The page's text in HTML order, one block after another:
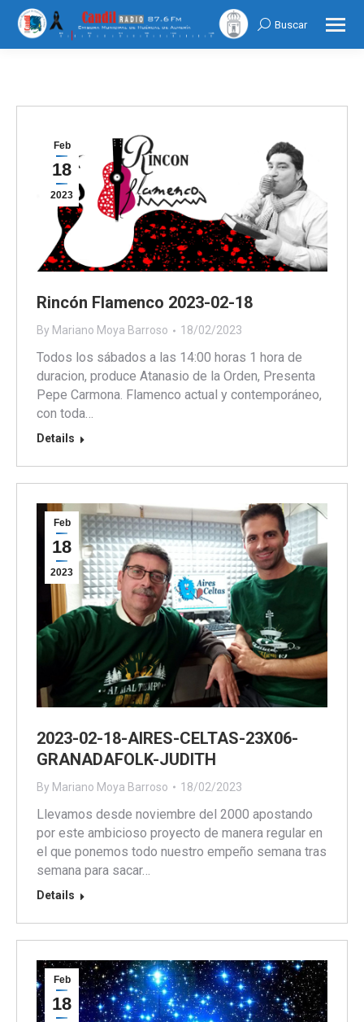
Search:
Buscar
Feb
18
2023
Rincón Flamenco 2023-02-18
By Mariano Moya Barroso 18/02/2023
Todos los sábados a las 14:00 horas 1 hora de
duracion, produce Atanasio de la Orden, Presenta
Pepe Carmona. Flamenco actual y contemporáneo,
con toda…
Details
Feb
18
2023
2023-02-18-AIRES-CELTAS-23X06-
GRANADAFOLK-JUDITH
By Mariano Moya Barroso 18/02/2023
Llevamos desde noviembre del 2000 apostando
por este ambicioso proyecto de manera regular en
el que ponemos todo nuestro empeño semana tras
semana para sacar…
Details
Feb
18